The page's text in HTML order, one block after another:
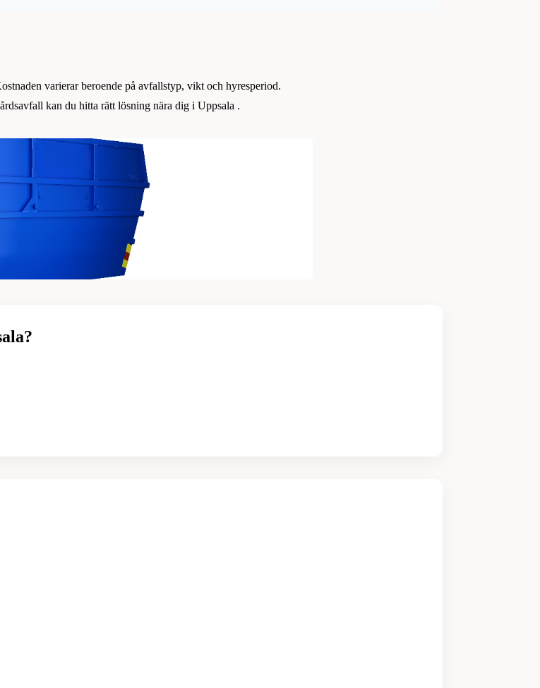
varierar beroende på avfallstyp, vikt och hyresperiod.
kan du hitta rätt lösning nära dig i Uppsala .